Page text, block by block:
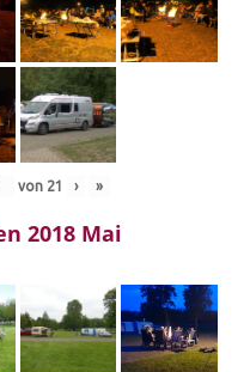
von 21 › »
2018 Mai